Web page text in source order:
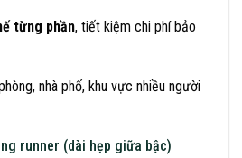
từng phần, tiết kiệm chi phí bảo
nhà phố, khu vực nhiều người
runner (dài hẹp giữa bậc)